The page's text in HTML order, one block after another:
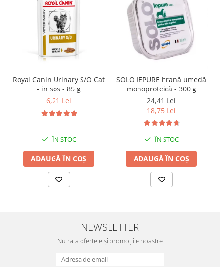
Royal Canin Urinary S/O Cat
- in sos - 85 g
6,21 Lei
ÎN STOC
ADAUGĂ ÎN COȘ
SOLO IEPURE hrană umedă
monoproteică - 300 g
24,41 Lei
18,75 Lei
ÎN STOC
ADAUGĂ ÎN COȘ
NEWSLETTER
Nu rata ofertele și promoțiile noastre